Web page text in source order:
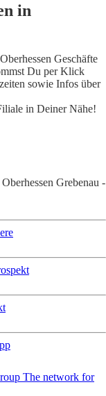
in
Geschäfte
Du per Klick
sowie Infos über
in Deiner Nähe!
Oberhessen Grebenau -
The network for